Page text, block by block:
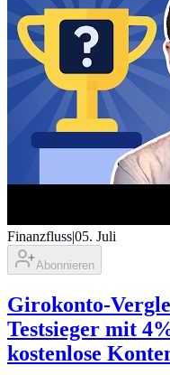
Finanzfluss|05. Juli
Abonnieren
Girokonto-
Testsieger mit
kostenlose